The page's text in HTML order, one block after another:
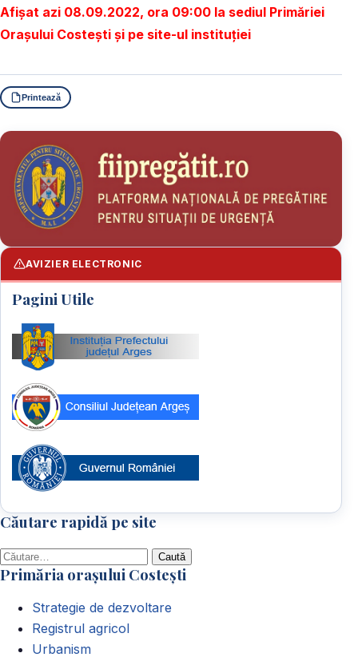
Afișat azi 08.09.2022, ora 09:00 la sediul Primăriei
Orașului Costești și pe site-ul instituției
Printează
AVIZIER ELECTRONIC
Pagini Utile
Căutare rapidă pe site
Caută
după:
Primăria orașului Costești
Strategie de dezvoltare
Registrul agricol
Urbanism